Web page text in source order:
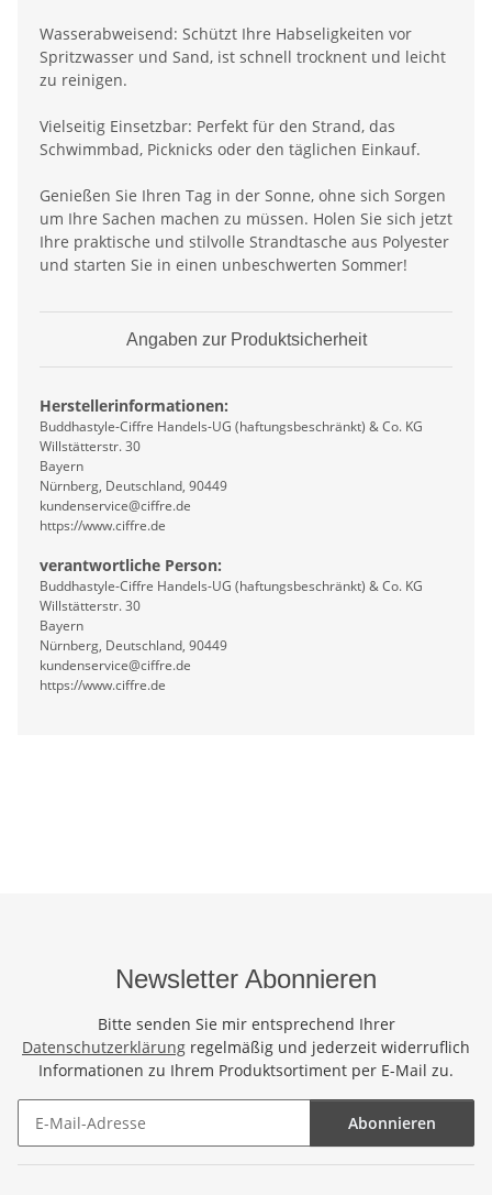
Wasserabweisend: Schützt Ihre Habseligkeiten vor
Spritzwasser und Sand, ist schnell trocknent und leicht
zu reinigen.
Vielseitig Einsetzbar: Perfekt für den Strand, das
Schwimmbad, Picknicks oder den täglichen Einkauf.
Genießen Sie Ihren Tag in der Sonne, ohne sich Sorgen
um Ihre Sachen machen zu müssen. Holen Sie sich jetzt
Ihre praktische und stilvolle Strandtasche aus Polyester
und starten Sie in einen unbeschwerten Sommer!
Angaben zur Produktsicherheit
Herstellerinformationen:
Buddhastyle-Ciffre Handels-UG (haftungsbeschränkt) & Co. KG
Willstätterstr. 30
Bayern
Nürnberg, Deutschland, 90449
kundenservice@ciffre.de
https://www.ciffre.de
verantwortliche Person:
Buddhastyle-Ciffre Handels-UG (haftungsbeschränkt) & Co. KG
Willstätterstr. 30
Bayern
Nürnberg, Deutschland, 90449
kundenservice@ciffre.de
https://www.ciffre.de
Newsletter Abonnieren
Bitte senden Sie mir entsprechend Ihrer
Datenschutzerklärung regelmäßig und jederzeit widerruflich
Informationen zu Ihrem Produktsortiment per E-Mail zu.
Abonnieren